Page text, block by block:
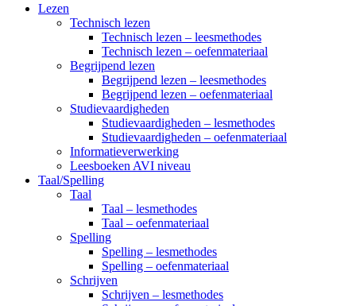
Lezen
Technisch lezen
Technisch lezen – leesmethodes
Technisch lezen – oefenmateriaal
Begrijpend lezen
Begrijpend lezen – leesmethodes
Begrijpend lezen – oefenmateriaal
Studievaardigheden
Studievaardigheden – lesmethodes
Studievaardigheden – oefenmateriaal
Informatieverwerking
Leesboeken AVI niveau
Taal/Spelling
Taal
Taal – lesmethodes
Taal – oefenmateriaal
Spelling
Spelling – lesmethodes
Spelling – oefenmateriaal
Schrijven
Schrijven – lesmethodes